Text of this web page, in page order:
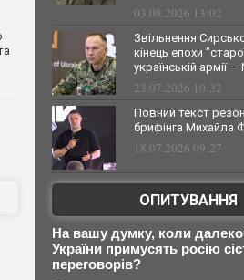
03.08.2026 13:02
Звільнення
кінець епохи
українській армії —
23.07.2026 10:32
Повний текст
брифінга Михайла
18.07.2026 09:27
ОПИТУВАННЯ
На вашу думку, коли
України примусять росію
переговорів?